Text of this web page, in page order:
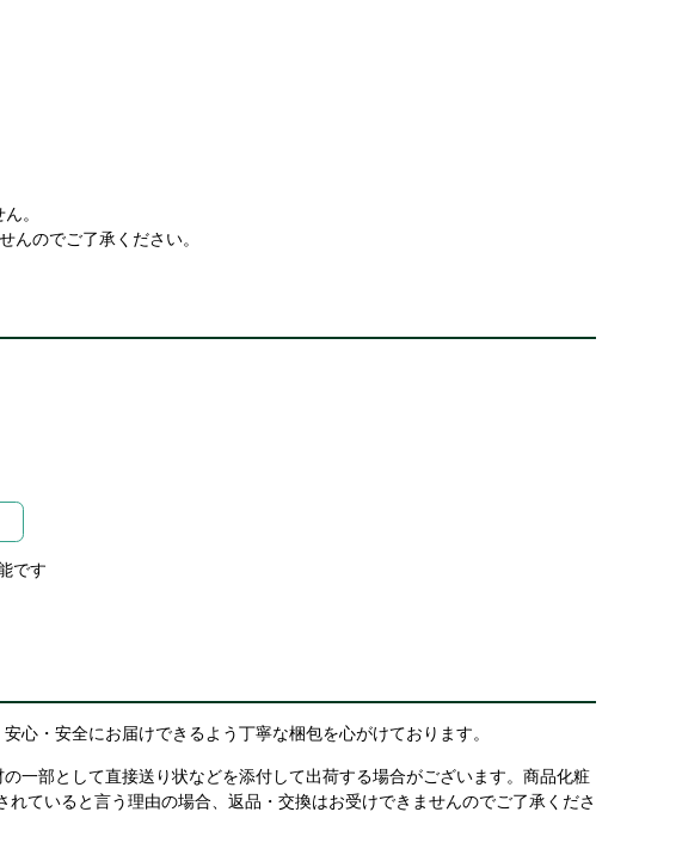
。
んのでご了承ください。
です
心・安全にお届けできるよう丁寧な梱包を心がけております。
一部として直接送り状などを添付して出荷する場合がございます。商品化粧
ていると言う理由の場合、返品・交換はお受けできませんのでご了承くださ